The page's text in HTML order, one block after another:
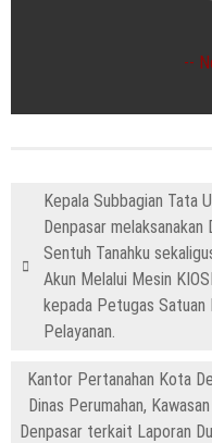
Kepala Subbagian Tata
Denpasar
Sentuh Tanahku
Akun Melalui Mesin
kepada Petugas Satuan
Pelayanan.
Kantor Pertanahan Kota
Dinas Perumahan,
Denpasar terkait Laporan